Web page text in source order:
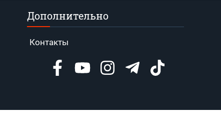
Дополнительно
Контакты